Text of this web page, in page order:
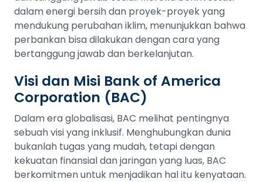
dalam energi bersih dan proyek-proyek yang
mendukung perubahan iklim, menunjukkan bahwa
perbankan bisa dilakukan dengan cara yang
bertanggung jawab dan berkelanjutan.
Visi dan Misi Bank of America
Corporation (BAC)
Dalam era globalisasi, BAC melihat pentingnya
sebuah visi yang inklusif. Menghubungkan dunia
bukanlah tugas yang mudah, tetapi dengan
kekuatan finansial dan jaringan yang luas, BAC
berkomitmen untuk menjadikan hal itu kenyataan.